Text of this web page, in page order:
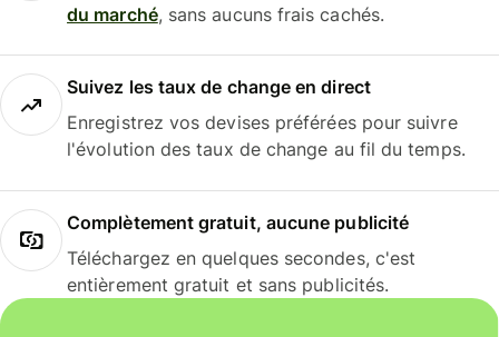
du marché, sans aucuns frais cachés.
Suivez les taux de change en direct
Enregistrez vos devises préférées pour suivre
l'évolution des taux de change au fil du temps.
Complètement gratuit, aucune publicité
Téléchargez en quelques secondes, c'est
entièrement gratuit et sans publicités.